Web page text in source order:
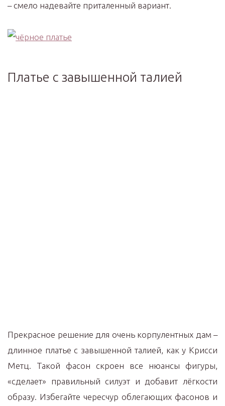
– смело надевайте приталенный вариант.
Платье с завышенной талией
Прекрасное решение для очень корпулентных дам –
длинное платье с завышенной талией, как у Крисси
Метц. Такой фасон скроен все нюансы фигуры,
«сделает» правильный силуэт и добавит лёгкости
образу. Избегайте чересчур облегающих фасонов и